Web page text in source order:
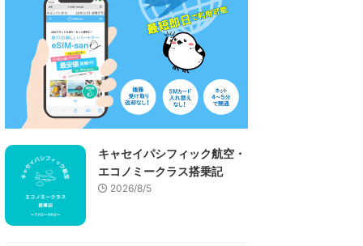
キャセイパシフィック航空・
エコノミークラス搭乗記
2026/8/5